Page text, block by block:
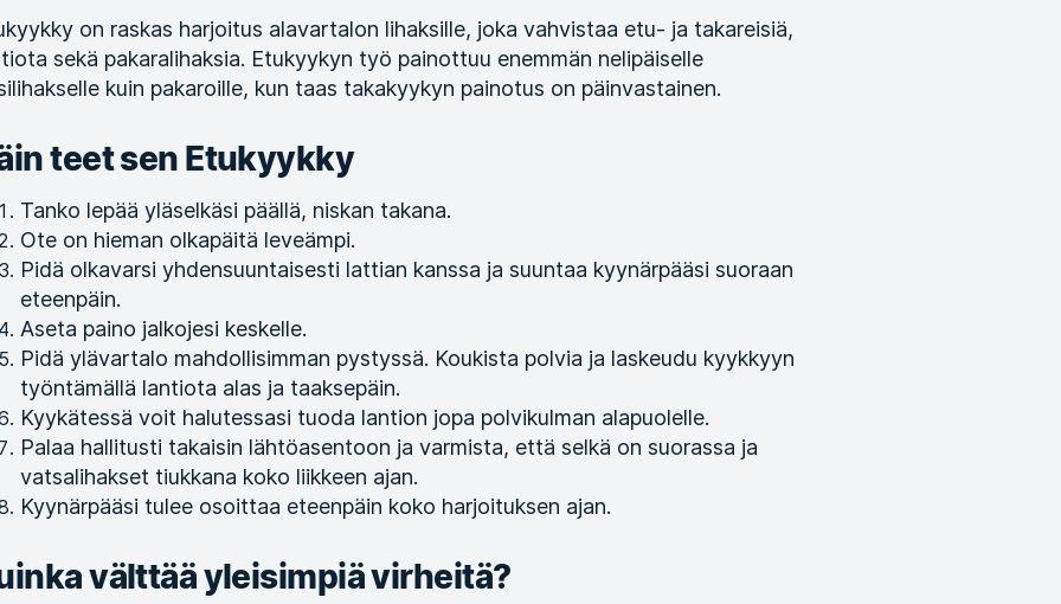
on raskas harjoitus alavartalon lihaksille, joka vahvistaa etu- ja takareisiä,
sekä pakaralihaksia. Etukyykyn työ painottuu enemmän nelipäiselle
kuin pakaroille, kun taas takakyykyn painotus on päinvastainen.
teet sen Etukyykky
Tanko lepää yläselkäsi päällä, niskan takana.
Ote on hieman olkapäitä leveämpi.
Pidä olkavarsi yhdensuuntaisesti lattian kanssa ja suuntaa kyynärpääsi suoraan
eteenpäin.
Aseta paino jalkojesi keskelle.
Pidä ylävartalo mahdollisimman pystyssä. Koukista polvia ja laskeudu kyykkyyn
työntämällä lantiota alas ja taaksepäin.
Kyykätessä voit halutessasi tuoda lantion jopa polvikulman alapuolelle.
Palaa hallitusti takaisin lähtöasentoon ja varmista, että selkä on suorassa ja
vatsalihakset tiukkana koko liikkeen ajan.
Kyynärpääsi tulee osoittaa eteenpäin koko harjoituksen ajan.
välttää yleisimpiä virheitä?